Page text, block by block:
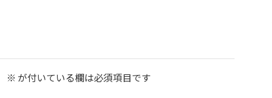
※ が付いている欄は必須項目です